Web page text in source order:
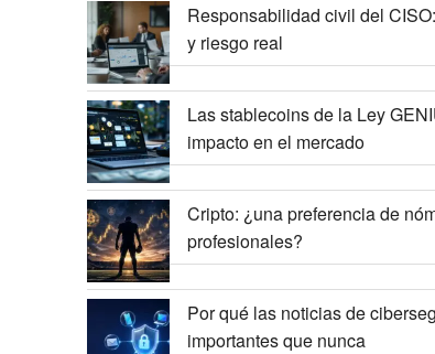
Responsabilidad civil del
y riesgo real
Las stablecoins de la Ley
impacto en el mercado
Cripto: ¿una preferencia de
profesionales?
Por qué las noticias de
importantes que nunca